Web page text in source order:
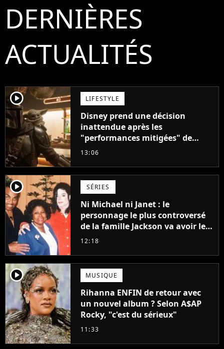
DERNIÈRES
ACTUALITÉS
player2 LIFESTYLE
Disney prend une décision
inattendue après les
"performances mitigées" de
Vaiana et The Mandalorian &
13:06
player2 SÉRIES
Ni Michael ni Janet : le
personnage le plus controversé
de la famille Jackson va avoir le
droit à sa propre série
12:18
player2 MUSIQUE
Rihanna ENFIN de retour avec
un nouvel album ? Selon A$AP
Rocky, "c'est du sérieux"
11:33